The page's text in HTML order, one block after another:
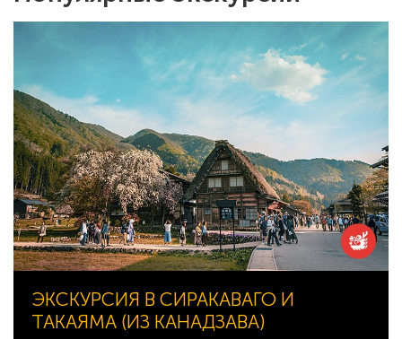
ЭКСКУРСИЯ В СИРАКАВАГО И
ТАКАЯМА (ИЗ КАНАДЗАВА)